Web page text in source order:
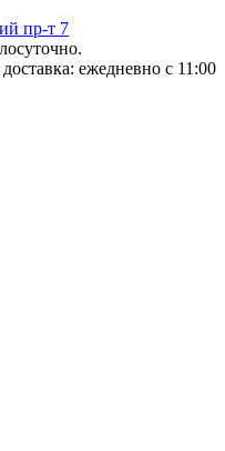
пр-т 7
ежедневно с 11:00